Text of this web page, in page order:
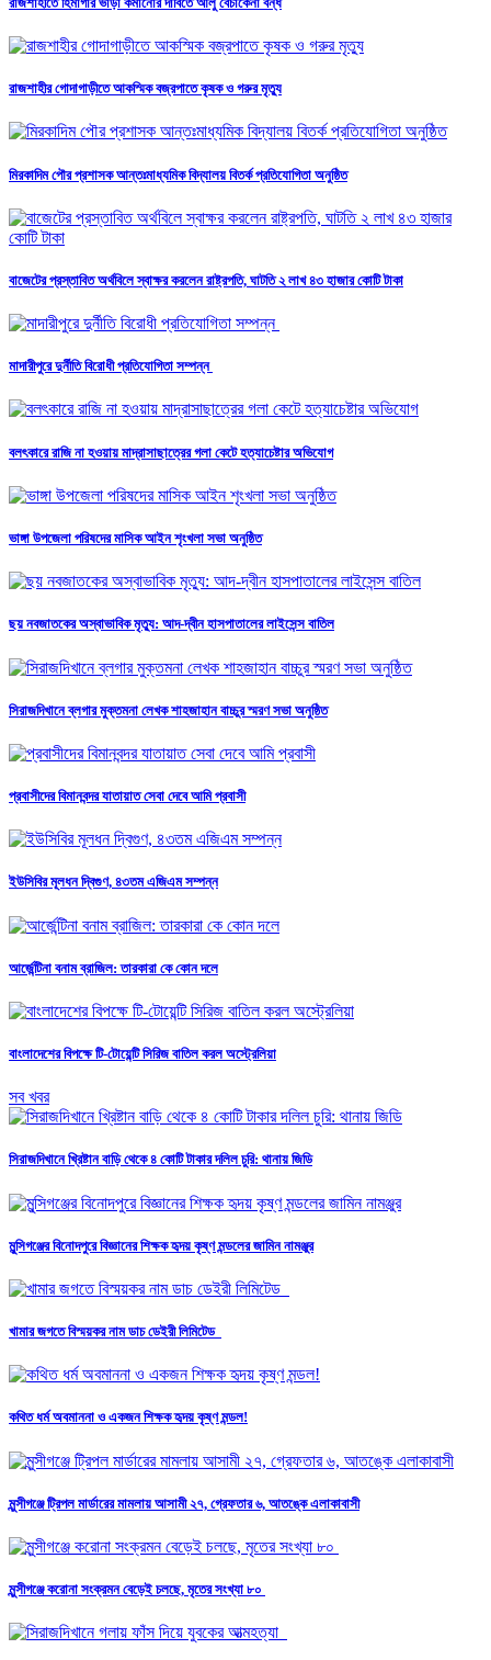
রাজশাহীর গোদাগাড়ীতে আকস্মিক বজ্রপাতে কৃষক ও গরুর মৃত্যু
মিরকাদিম পৌর প্রশাসক আন্তঃমাধ্যমিক বিদ্যালয় বিতর্ক প্রতিযোগিতা অনুষ্ঠিত
বাজেটের প্রস্তাবিত অর্থবিলে স্বাক্ষর করলেন রাষ্ট্রপতি, ঘাটতি ২ লাখ ৪৩ হাজার কোটি টাকা
মাদারীপুরে দুর্নীতি বিরোধী প্রতিযোগিতা সম্পন্ন
বলৎকারে রাজি না হওয়ায় মাদ্রাসাছাত্রের গলা কেটে হত্যাচেষ্টার অভিযোগ
ভাঙ্গা উপজেলা পরিষদের মাসিক আইন শৃংখলা সভা অনুষ্ঠিত
ছয় নবজাতকের অস্বাভাবিক মৃত্যু: আদ-দ্বীন হাসপাতালের লাইসেন্স বাতিল
সিরাজদিখানে ব্লগার মুক্তমনা লেখক শাহজাহান বাচ্চুর স্মরণ সভা অনুষ্ঠিত
প্রবাসীদের বিমানবন্দর যাতায়াত সেবা দেবে আমি প্রবাসী
ইউসিবির মূলধন দ্বিগুণ, ৪৩তম এজিএম সম্পন্ন
আর্জেন্টিনা বনাম ব্রাজিল: তারকারা কে কোন দলে
বাংলাদেশের বিপক্ষে টি-টোয়েন্টি সিরিজ বাতিল করল অস্ট্রেলিয়া
সব খবর
সিরাজদিখানে খ্রিষ্টান বাড়ি থেকে ৪ কোটি টাকার দলিল চুরি: থানায় জিডি
মুন্সিগঞ্জের বিনোদপুরে বিজ্ঞানের শিক্ষক হৃদয় কৃষ্ণ মন্ডলের জামিন নামঞ্জুর
খামার জগতে বিস্ময়কর নাম ডাচ ডেইরী লিমিটেড
কথিত ধর্ম অবমাননা ও একজন শিক্ষক হৃদয় কৃষ্ণ মন্ডল!
মুন্সীগঞ্জে ট্রিপল মার্ডারের মামলায় আসামী ২৭, গ্রেফতার ৬, আতঙ্কে এলাকাবাসী
মুন্সীগঞ্জে করোনা সংক্রমন বেড়েই চলছে, মৃতের সংখ্যা ৮০